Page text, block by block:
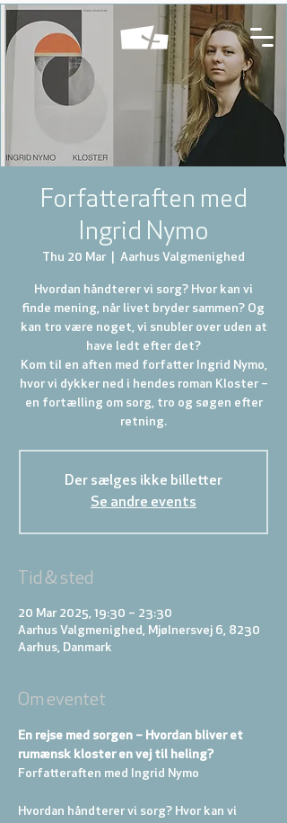
Forfatteraften med
Ingrid Nymo
Thu 20 Mar Aarhus Valgmenighed
Hvordan håndterer vi sorg? Hvor kan vi
finde mening, når livet bryder sammen? Og
kan tro være noget, vi snubler over uden at
have ledt efter det?
Kom til en aften med forfatter Ingrid Nymo,
hvor vi dykker ned i hendes roman Kloster –
en fortælling om sorg, tro og søgen efter
retning.
Der sælges ikke billetter
Se andre events
Tid & sted
20 Mar 2025, 19:30 – 23:30
Aarhus Valgmenighed, Mjølnersvej 6, 8230
Aarhus, Danmark
Om eventet
En rejse med sorgen – Hvordan bliver et
rumænsk kloster en vej til heling?
Forfatteraften med Ingrid Nymo
Hvordan håndterer vi sorg? Hvor kan vi